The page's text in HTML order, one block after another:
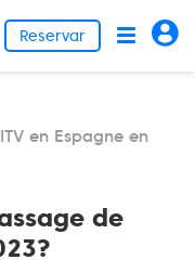
Reservar
en Espagne en
de